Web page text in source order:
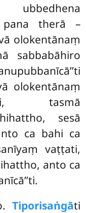
ubbedhena
pana therā –
olokentānaṃ
sabbabāhiro
olokentānaṃ
tasmā
sesā
ca bahi ca
vaṭṭati,
anto ca
Tiporisaṅgāti